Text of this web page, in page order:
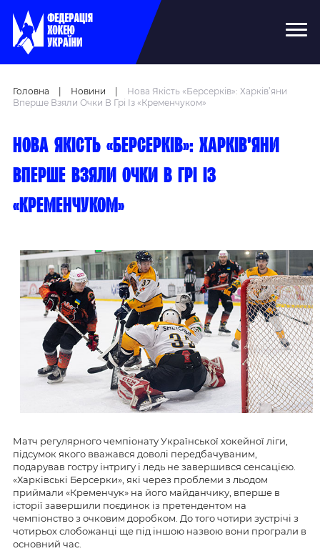
Головна Новини
Нова Якість «Берсерків»: Харків’яни
Вперше Взяли Очки В Грі Із «Кременчуком»
Нова якість «Берсерків»: харків’яни
вперше взяли очки в грі із
«Кременчуком»
Матч регулярного чемпіонату Української хокейної ліги,
підсумок якого вважався доволі передбачуваним,
подарував гостру інтригу і ледь не завершився сенсацією.
«Харківські Берсерки», які через проблеми з льодом
приймали «Кременчук» на його майданчику, вперше в
історії завершили поєдинок із претендентом на
чемпіонство з очковим доробком. До того чотири зустрічі з
чотирьох слобожанці ще під іншою назвою вони програли в
основний час.